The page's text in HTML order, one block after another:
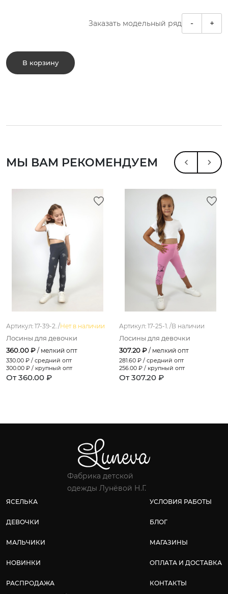
Заказать модельный ряд - +
В корзину
МЫ ВАМ РЕКОМЕНДУЕМ
Артикул: 17-39-2. /Нет в наличии
Лосины для девочки
360.00 ₽ / мелкий опт
330.00 ₽ / средний опт
300.00 ₽ / крупный опт
От 360.00 ₽
Артикул: 17-25-1. /В наличии
Лосины для девочки
307.20 ₽ / мелкий опт
281.60 ₽ / средний опт
256.00 ₽ / крупный опт
От 307.20 ₽
Фабрика детской
одежды Лунёвой Н.Г.
ЯСЕЛЬКА
ДЕВОЧКИ
МАЛЬЧИКИ
НОВИНКИ
РАСПРОДАЖА
УСЛОВИЯ РАБОТЫ
БЛОГ
МАГАЗИНЫ
ОПЛАТА И ДОСТАВКА
КОНТАКТЫ